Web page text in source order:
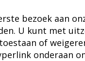
bezoek aan
U kunt met
of
onderaan